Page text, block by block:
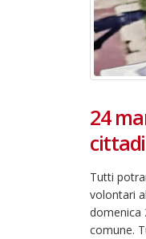
24
Tutti
volontari
domenica
comune.